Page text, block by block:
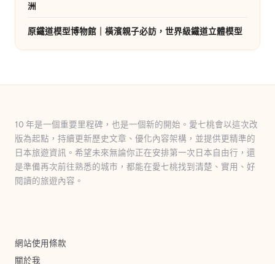
洲
原鐵道模型博物館｜橫濱親子必訪，世界級鐵道立體模型
10 年是一個重要里程碑，也是一個新的開始。愛七桃會以這次改
版為起點，持續更新歷史文章、優化內容架構，並提供更精準的
日本旅遊資訊。希望未來無論你正在安排第一次日本自由行，還
是準備再次前往熟悉的城市，都能在愛七桃找到清楚、實用、好
閱讀的旅遊內容。
網站使用條款
關於我